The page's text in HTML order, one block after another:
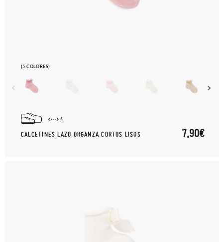
(5 COLORES)
4
CALCETINES LAZO ORGANZA CORTOS LISOS 7,90€